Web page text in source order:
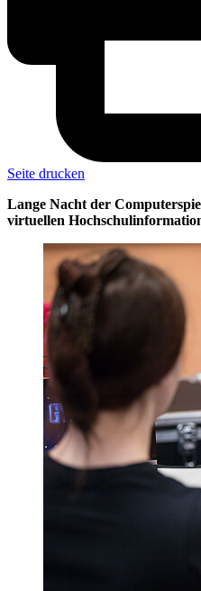
Seite drucken
Lange Nacht der
virtuellen